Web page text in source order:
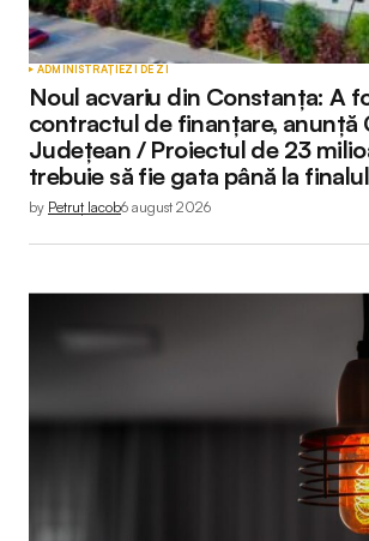
ADMINISTRAȚIEZI DE ZI
Noul acvariu din Constanța: A
contractul de finanțare, anunță
Județean / Proiectul de 23
trebuie să fie gata până la
by Petruț Iacob6 august 2026